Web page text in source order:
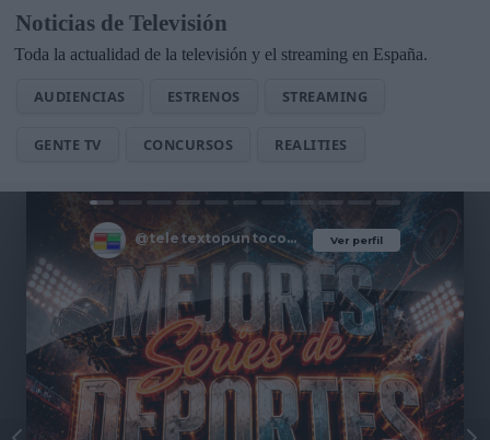
Noticias de Televisión
Toda la actualidad de la televisión y el streaming en España.
AUDIENCIAS ESTRENOS STREAMING
GENTE TV CONCURSOS REALITIES
Ver perfil
@teletextopuntocom Ver perfil